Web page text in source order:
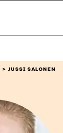
JUSSI SALONEN